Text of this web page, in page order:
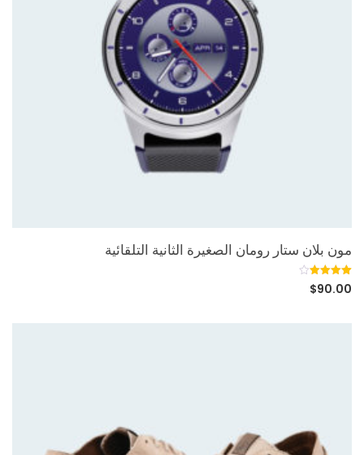
مون بلان ستار رومان الصغيرة الثانية التلقائية
تم التقييم
بـ4.00
تقييم
6
$90.00